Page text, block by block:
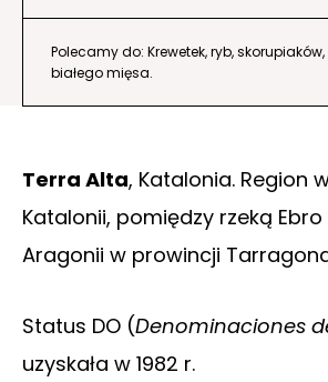
Polecamy do: Krewetek, ryb,
białego mięsa.
Terra Alta, Katalonia. Region
Katalonii, pomiędzy rzeką
Aragonii w prowincji
Status DO (Denominaciones
uzyskała w 1982 r.